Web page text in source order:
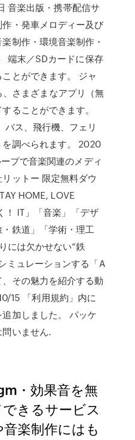
音楽出版・携帯配信サ
・発車メロディー及び
制作・環境音楽制作・
端末／SDカードに保存
とができます。 ジャ
さまざまなアプリ（無
ることができます。
ス、飛行機、フェリ
調べられます。 2020
プで音楽関連のメディ
ットー 限定無料ダウ
HOME, LOVE
！ IT」「音楽」「デザ
鉄道」「学術・理工
には欠かせない“鉄
ミュレーションする「A
その魅力を紹介する動
15 「利用規約」内に
追加しました。 パッケ
いません.
・効果音を無
きるサービス
楽制作にはも